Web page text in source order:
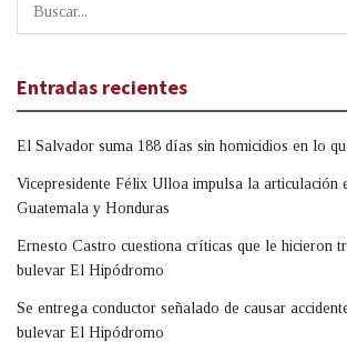
Entradas recientes
El Salvador suma 188 días sin homicidios en lo
Vicepresidente Félix Ulloa impulsa la articulación
Guatemala y Honduras
Ernesto Castro cuestiona críticas que le hicieron
bulevar El Hipódromo
Se entrega conductor señalado de causar
bulevar El Hipódromo